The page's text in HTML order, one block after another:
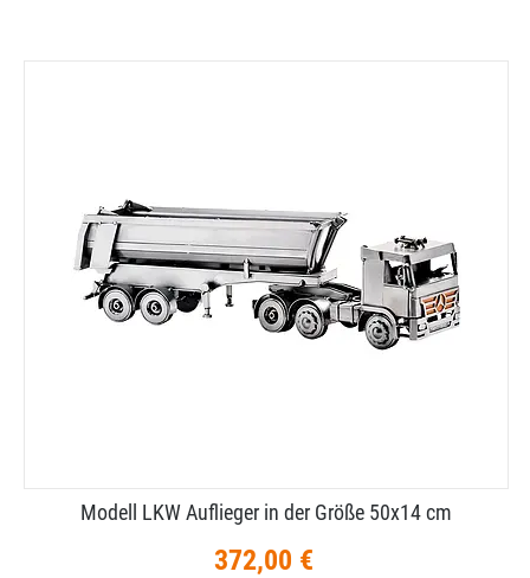
Modell LKW Auflieger in der Größe 50x14 cm
372,00 €